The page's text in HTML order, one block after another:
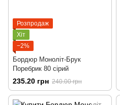
Розпродаж
Хіт
−2%
Бордюр Моноліт-Брук
Поребрик 80 сірий
235.20 грн 240.00 грн